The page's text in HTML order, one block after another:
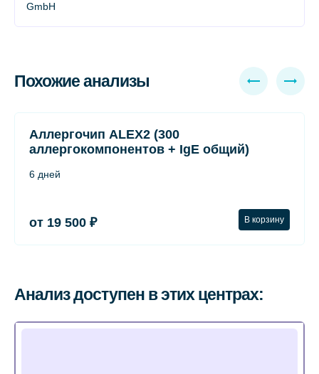
GmbH
Похожие анализы
Аллергочип ALEX2 (300
аллергокомпонентов + IgE общий)
6 дней
от 19 500 ₽ В корзину
Анализ доступен в этих центрах: